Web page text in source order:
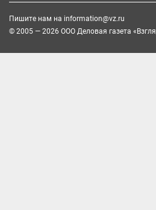
Пишите нам на information@vz.ru
© 2005 — 2026 ООО Деловая газета